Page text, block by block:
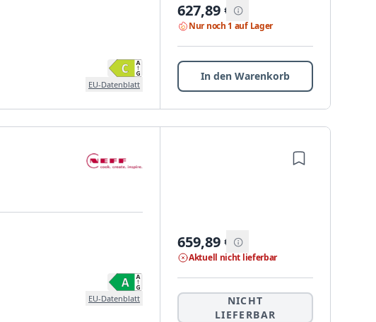
EU-Datenblatt
627,89€
Nur noch 1 auf Lager
In den Warenkorb
EU-Datenblatt
659,89€
Aktuell nicht lieferbar
NICHT
LIEFERBAR